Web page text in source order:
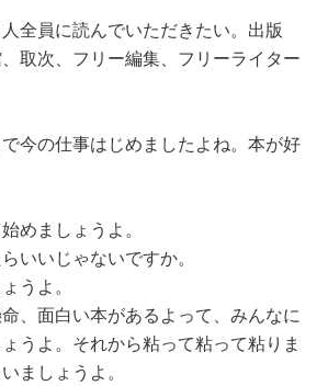
全員に読んでいただきたい。出版
取次、フリー編集、フリーライター
今の仕事はじめましたよね。本が好
めましょうよ。
いいじゃないですか。
うよ。
、面白い本があるよって、みんなに
うよ。それから粘って粘って粘りま
ましょうよ。